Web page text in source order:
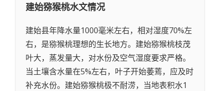
建始猕猴桃水文情况
建始县年降水量1000毫米左右，相对湿度70%左
右，是猕猴桃理想的生长地方。建始猕猴桃枝茂
叶大，蒸发量大，对水份及空气湿度要求严格。
当土壤含水量在5%左右，叶子开始萎蔫，应及时
补充水份。建始猕猴桃极不耐涝，当地表积水1